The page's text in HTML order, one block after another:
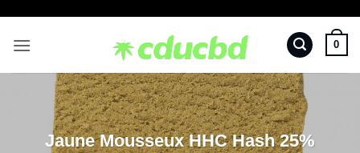
contenu
0
Jaune Mousseux HHC Hash 25%